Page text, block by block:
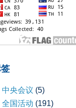
中央会议 (5)
全国活动 (191)